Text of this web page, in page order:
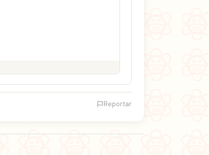
Reportar